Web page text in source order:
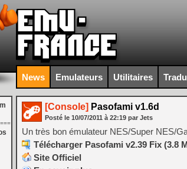
News Emulateurs Utilitaires
[Console] Pasofami v1.6d
Posté le 10/07/2011 à 22:19 par Jets
Un très bon émulateur NES/Super NES/
Télécharger Pasofami v2.39 Fix (3.8
Site Officiel